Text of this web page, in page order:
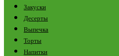
Закуски
Десерты
Выпечка
Торты
Напитки